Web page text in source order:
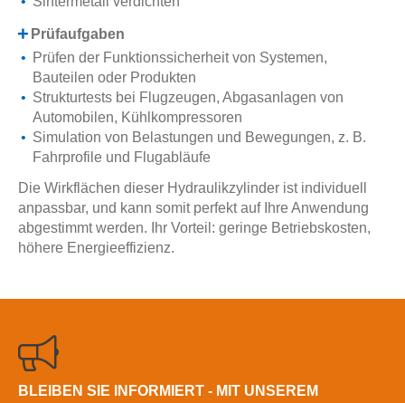
Prüfaufgaben
Prüfen der Funktionssicherheit von Systemen,
Bauteilen oder Produkten
Strukturtests bei Flugzeugen, Abgasanlagen von
Automobilen, Kühlkompressoren
Simulation von Belastungen und Bewegungen, z. B.
Fahrprofile und Flugabläufe
Die Wirkflächen dieser Hydraulikzylinder ist individuell
anpassbar, und kann somit perfekt auf Ihre Anwendung
abgestimmt werden. Ihr Vorteil: geringe Betriebskosten,
höhere Energieeffizienz.
BLEIBEN SIE INFORMIERT - MIT UNSEREM